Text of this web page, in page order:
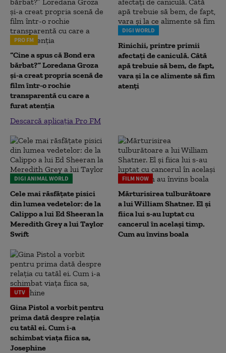
PRO FM
“Cine a spus că Bond era
bărbat?” Loredana Groza
și-a creat propria scenă de
film într-o rochie
transparentă cu care a
furat atenția
Descarcă aplicația Pro FM
DIGI WORLD
Rinichii, printre primii
afectați de caniculă. Câtă
apă trebuie să bem, de fapt,
vara și la ce alimente să fim
atenți
DIGI ANIMAL WORLD
Cele mai răsfățate pisici
din lumea vedetelor: de la
Calippo a lui Ed Sheeran la
Meredith Grey a lui Taylor
Swift
FILM NOW
Mărturisirea tulburătoare
a lui William Shatner. El și
fiica lui s-au luptat cu
cancerul în același timp.
Cum au învins boala
UTV
Gina Pistol a vorbit pentru
prima dată despre relația
cu tatăl ei. Cum i-a
schimbat viața fiica sa,
Josephine